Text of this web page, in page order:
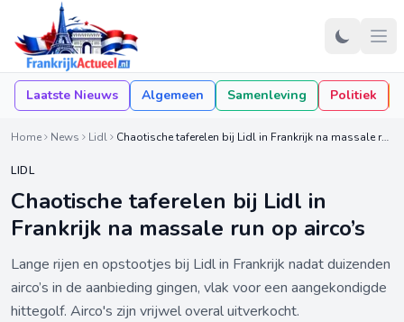
Laatste Nieuws Algemeen Samenleving Politiek
Home News Lidl Chaotische taferelen bij Lidl in Frankrijk na massale run op airco’s
LIDL
Chaotische taferelen bij Lidl in
Frankrijk na massale run op airco’s
Lange rijen en opstootjes bij Lidl in Frankrijk nadat duizenden
airco’s in de aanbieding gingen, vlak voor een aangekondigde
hittegolf. Airco's zijn vrijwel overal uitverkocht.